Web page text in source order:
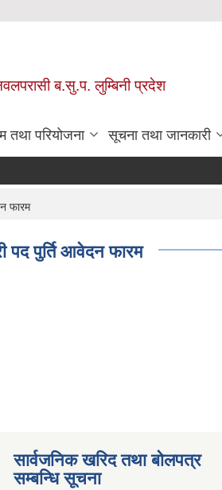
ब.सु.प. लुम्बिनी प्रदेश
तथा परियोजना सूचना तथा जानकारी
फारम
पद पुर्ति आवेदन फारम
सार्वजनिक खरिद तथा बोलपत्र
सम्बन्धि सूचना